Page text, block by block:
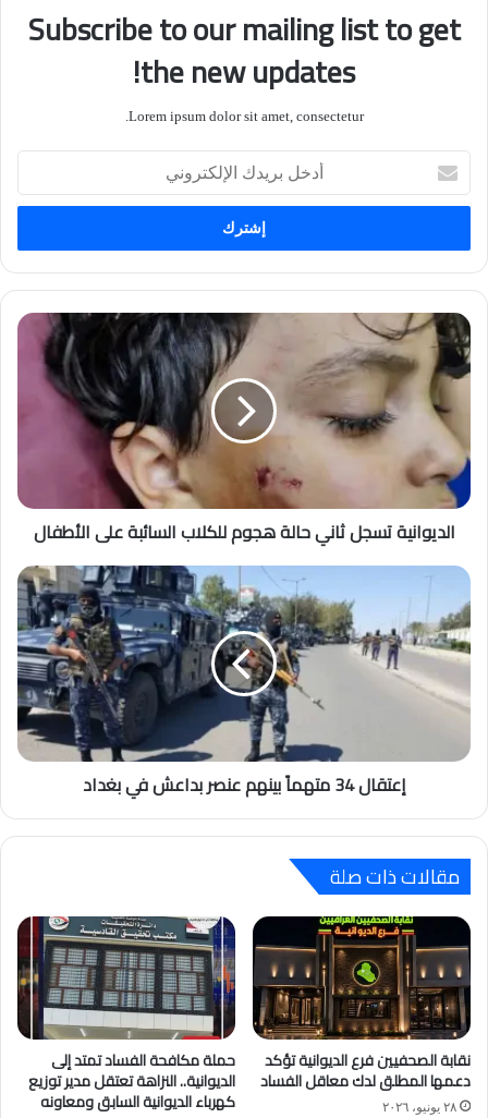
Subscribe to our mailing list to get
the new updates!
Lorem ipsum dolor sit amet, consectetur.
بريدك
الإلكتروني
الديوانية تسجل ثاني حالة هجوم للكلاب السائبة على الأطفال
إعتقال 34 متهماً بينهم عنصر بداعش في بغداد
مقالات ذات صلة
نقابة الصحفيين فرع الديوانية تؤكد
دعمها المطلق لدك معاقل الفساد
٢٨ يونيو، ٢٠٢٦
حملة مكافحة الفساد تمتد إلى
الديوانية.. النزاهة تعتقل مدير توزيع
كهرباء الديوانية السابق ومعاونه